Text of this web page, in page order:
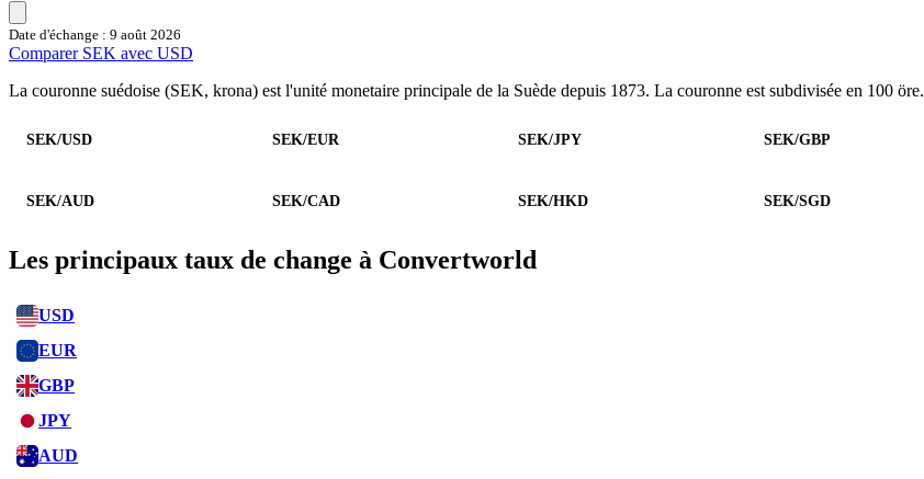
Date d'échange : 9 août 2026
Comparer SEK avec USD
La couronne suédoise (SEK, krona) est l'unité monetaire principale de la Suède depuis 1873. La couronne est subdivisée en 100 öre.
SEK/USD SEK/EUR SEK/JPY SEK/GBP
SEK/AUD SEK/CAD SEK/HKD SEK/SGD
Les principaux taux de change à Convertworld
USD
EUR
GBP
JPY
AUD